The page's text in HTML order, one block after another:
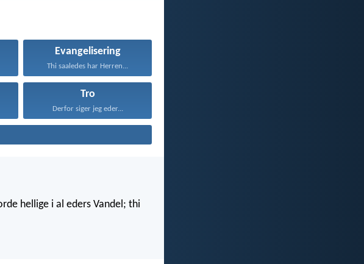
Evangelisering
Thi saaledes har Herren...
Tro
Derfor siger jeg eder...
hellige i al eders Vandel; thi